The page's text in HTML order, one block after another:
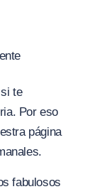
te
Por eso
página
fabulosos